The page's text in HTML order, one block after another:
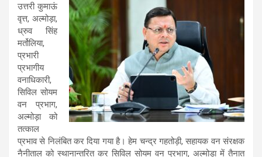
उत्तरी कुमाऊं
वृत्त, अल्मोड़ा,
ध्रुव सिंह
मर्तोलिया,
प्रभारी
प्रभागीय
वनाधिकारी,
सिविल सोयम
वन प्रभाग,
अल्मोड़ा को
तत्काल
प्रभाव से निलंबित कर दिया गया है। हेम चन्द्र गहतोड़ी, सहायक वन संरक्षक
नैनीताल को स्थानान्तरित कर सिविल सोयम वन प्रभाग, अल्मोड़ा में तैनात